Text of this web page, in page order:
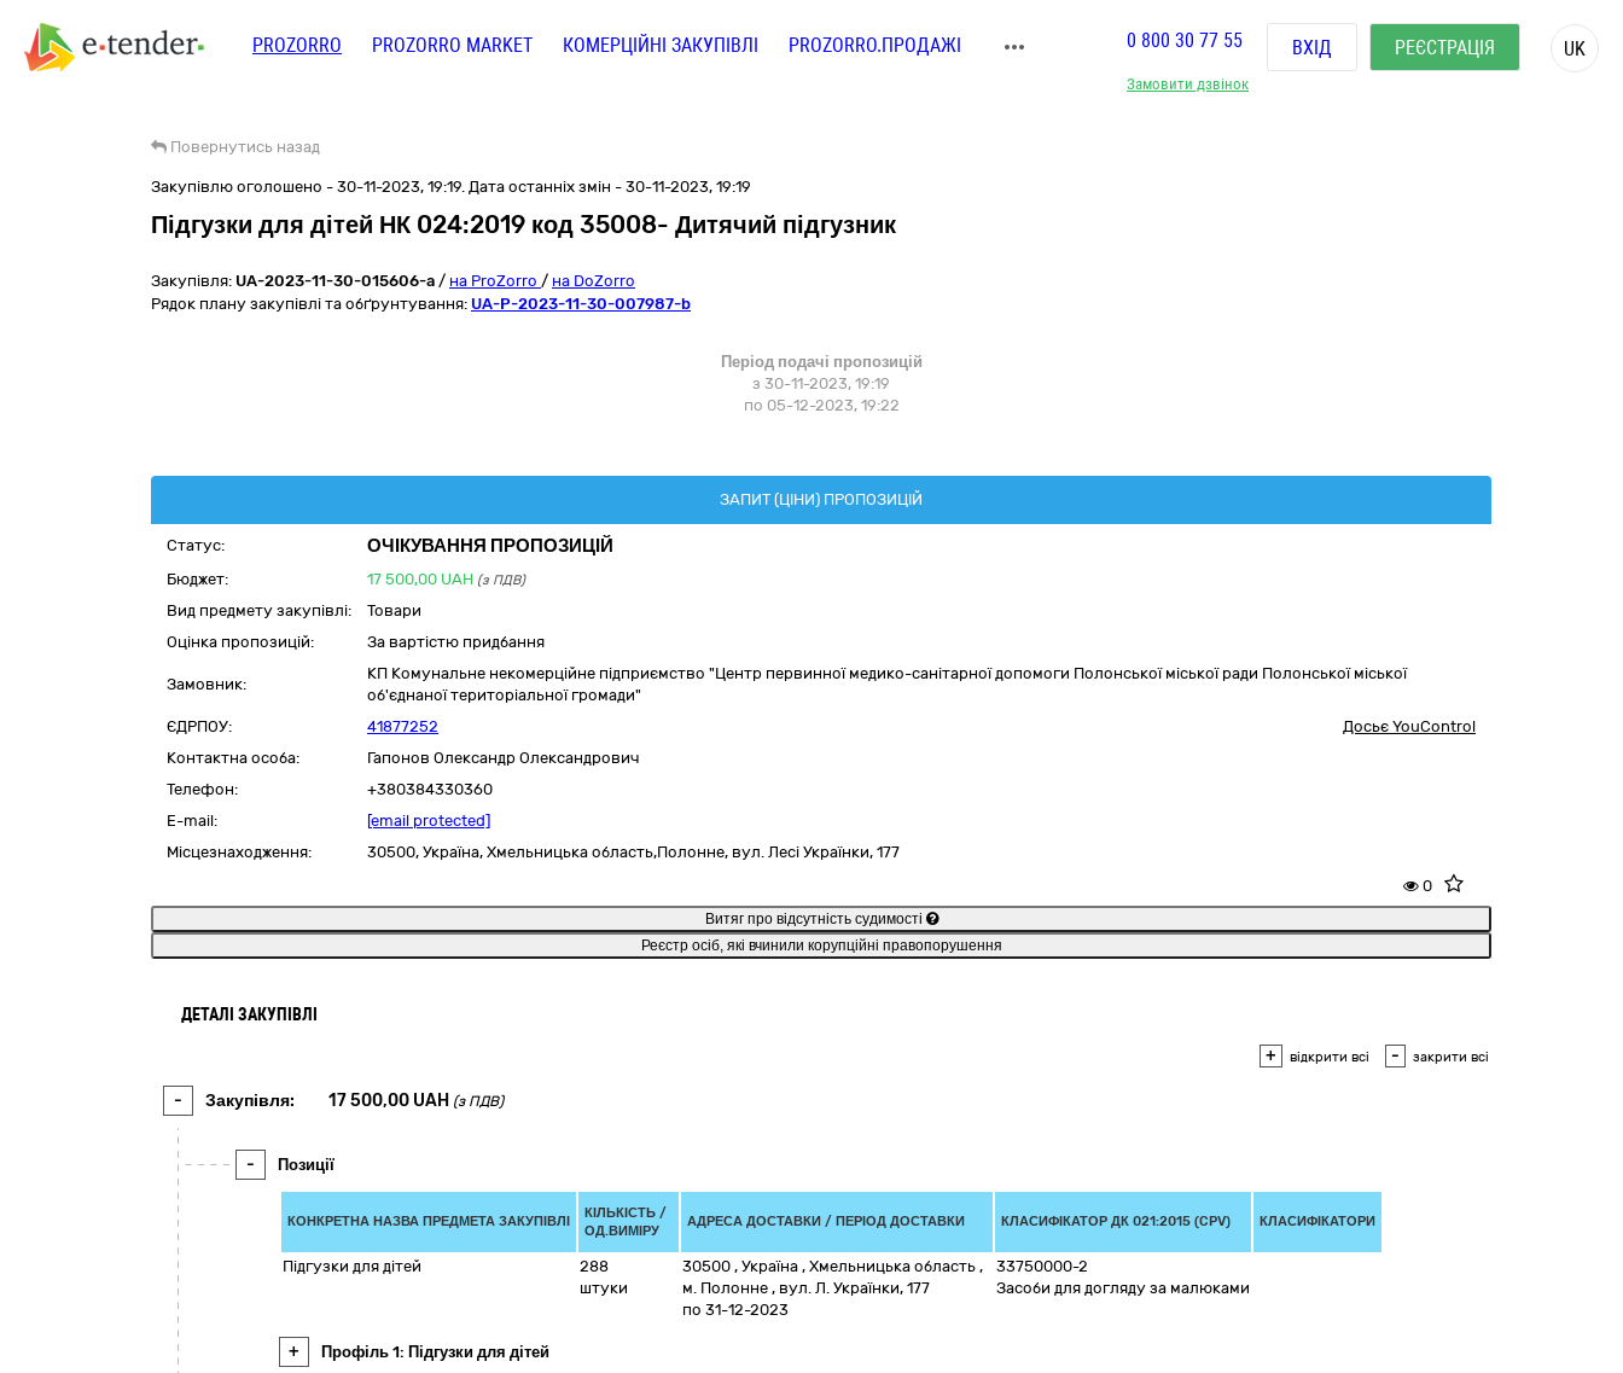
PROZORRO PROZORRO MARKET КОМЕРЦІЙНІ ЗАКУПІВЛІ PROZORRO.ПРОДАЖІ
Замовити дзвінок
0 800 30 77 55 ВХІД РЕЄСТРАЦІЯ UK
Повернутись назад
Закупівлю оголошено - 30-11-2023, 19:19. Дата останніх змін - 30-11-2023, 19:19
Підгузки для дітей НК 024:2019 код 35008- Дитячий підгузник
Закупівля: UA-2023-11-30-015606-a / на ProZorro / на DoZorro
Рядок плану закупівлі та обґрунтування: UA-P-2023-11-30-007987-b
Період подачі пропозицій
з 30-11-2023, 19:19
по 05-12-2023, 19:22
ЗАПИТ (ЦІНИ) ПРОПОЗИЦІЙ
Статус: ОЧІКУВАННЯ ПРОПОЗИЦІЙ
Бюджет: 17 500,00 UAH (з ПДВ)
Вид предмету закупівлі:
Товари
Оцінка пропозицій:
За вартістю придбання
Замовник:
КП Комунальне некомерційне підприємство "Центр первинної медико-санітарної допомоги Полонської міської ради Полонської міської
об'єднаної територіальної громади"
ЄДРПОУ:
41877252
Досьє YouControl
Контактна особа:
Гапонов Олександр Олександрович
Телефон:
+380384330360
E-mail:
[email protected]
Місцезнаходження:
30500, Україна, Хмельницька область,Полонне, вул. Лесі Українки, 177
0
Витяг про відсутність судимості
Реєстр осіб, які вчинили корупційні правопорушення
ДЕТАЛІ ЗАКУПІВЛІ
+ відкрити всі - закрити всі
- Закупівля: 17 500,00 UAH (з ПДВ)
- Позиції
КОНКРЕТНА НАЗВА ПРЕДМЕТА ЗАКУПІВЛІ
КІЛЬКІСТЬ /
ОД.ВИМІРУ
АДРЕСА ДОСТАВКИ / ПЕРІОД ДОСТАВКИ КЛАСИФІКАТОР ДК 021:2015 (CPV) КЛАСИФІКАТОРИ
Підгузки для дітей
288
штуки
30500 , Україна , Хмельницька область ,
м. Полонне , вул. Л. Українки, 177
по 31-12-2023
33750000-2
Засоби для догляду за малюками
+ Профіль 1: Підгузки для дітей